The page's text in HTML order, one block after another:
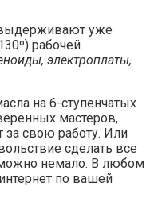
уже
рабочей
электроплаты,
на 6-ступенчатых
мастеров,
свою работу. Или
сделать все
немало. В любом
по вашей